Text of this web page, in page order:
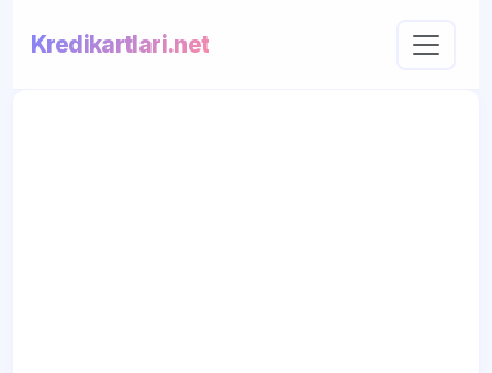
Kredikartlari.net